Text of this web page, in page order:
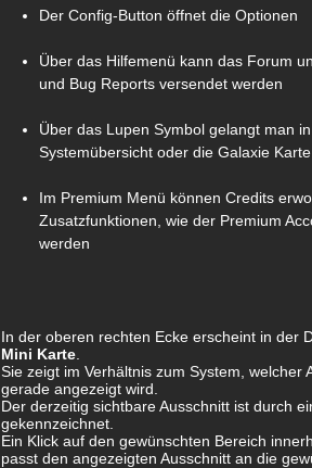
Der Config-Button öffnet die Optionen
Über das Hilfemenü kann das Forum
und Bug Reports versendet werden
Über das Lupen Symbol gelangt man
Systemübersicht oder die Galaxie Karte
Im Premium Menü können Credits
Zusatzfunktionen, wie der Premium
werden
In der oberen rechten Ecke erscheint in der
Mini Karte.
Sie zeigt im Verhältnis zum System, welcher
gerade angezeigt wird.
Der derzeitig sichtbare Ausschnitt ist durch
gekennzeichnet.
Ein Klick auf den gewünschten Bereich
passt den angezeigten Ausschnitt an die